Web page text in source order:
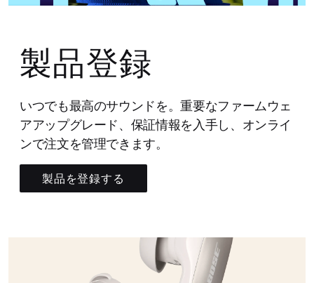
製品登録
いつでも最高のサウンドを。重要なファームウェ
アアップグレード、保証情報を入手し、オンライ
ンで注文を管理できます。
製品を登録する